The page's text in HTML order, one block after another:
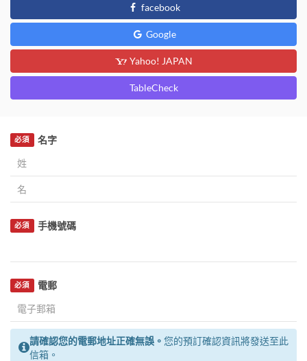
facebook
Google
Yahoo! JAPAN
TableCheck
名字
必須
手機號碼
必須
電郵
必須
請確認您的電郵地址正確無誤。 您的預訂確認資訊將發送至此
信箱。